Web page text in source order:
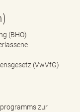
(BHO)
(VwVfG)
zur